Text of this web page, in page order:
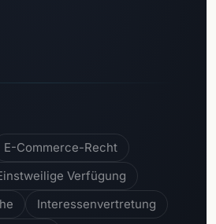
E-Commerce-Recht
Verfügung
Interessenvertretung